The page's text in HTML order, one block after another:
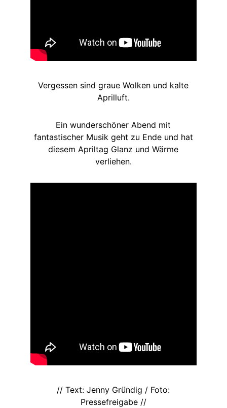
Vergessen sind graue Wolken und kalte
Aprilluft.
Ein wunderschöner Abend mit
fantastischer Musik geht zu Ende und hat
diesem Apriltag Glanz und Wärme
verliehen.
// Text: Jenny Gründig / Foto:
Pressefreigabe //